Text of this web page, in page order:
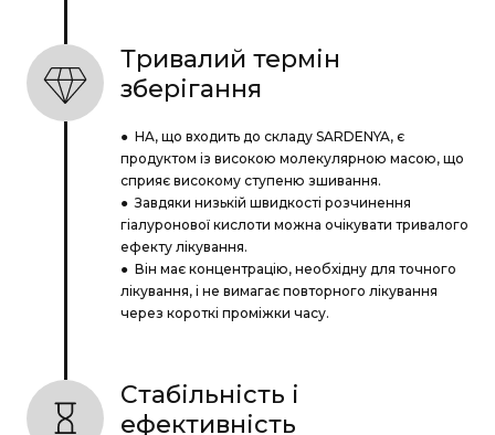
Тривалий термін
зберігання
● HA, що входить до складу SARDENYA, є
продуктом із високою молекулярною масою, що
сприяє високому ступеню зшивання.
● Завдяки низькій швидкості розчинення
гіалуронової кислоти можна очікувати тривалого
ефекту лікування.
● Він має концентрацію, необхідну для точного
лікування, і не вимагає повторного лікування
через короткі проміжки часу.
Стабільність і
ефективність